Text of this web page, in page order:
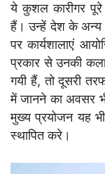
ये कुशल कारीगर
हैं। उन्हें देश के अन्य
पर कार्यशालाएं
प्रकार से उनकी
गयी हैं, तो दूसरी
में जानने का अवसर
मुख्य प्रयोजन यह
स्थापित करे।